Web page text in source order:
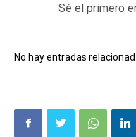
Sé el primero
No hay entradas